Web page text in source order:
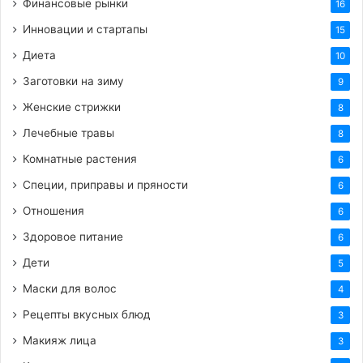
Масштабирование отделов, где ключевым
ускорения написания, тестирования и ревью
программного кода.
Массовый переход на низкокодовые
платформы (low-code и no-code) для
автоматизации внутренних бизнес-процессов.
Внедрение технологии блокчейн в
распределенные системы учета и
верификации критически важных данных.
Финансовые рынки 16
Инновации и стартапы 15
Диета 10
Заготовки на зиму 9
Женские стрижки 8
Лечебные травы 8
Комнатные растения 6
Специи, приправы и пряности 6
Отношения 6
Здоровое питание 6
Дети 5
Маски для волос 4
Рецепты вкусных блюд 3
Макияж лица 3